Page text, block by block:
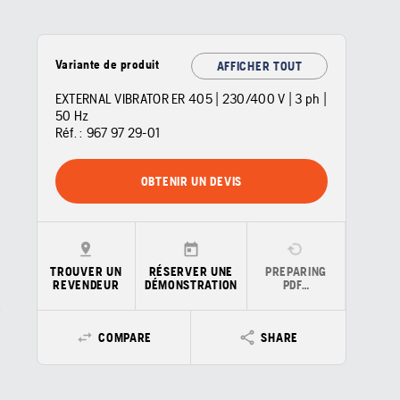
Variante de produit AFFICHER TOUT
EXTERNAL VIBRATOR ER 405 | 230/400 V | 3 ph |
50 Hz
Réf. : 967 97 29‑01
OBTENIR UN DEVIS
TROUVER UN
REVENDEUR
RÉSERVER UNE
DÉMONSTRATION
PREPARING
PDF…
COMPARE SHARE